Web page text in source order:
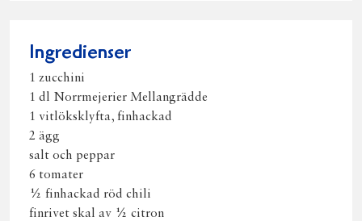
Ingredienser
1 zucchini
1 dl Norrmejerier Mellangrädde
1 vitlöksklyfta, finhackad
2 ägg
salt och peppar
6 tomater
½ finhackad röd chili
finrivet skal av ½ citron